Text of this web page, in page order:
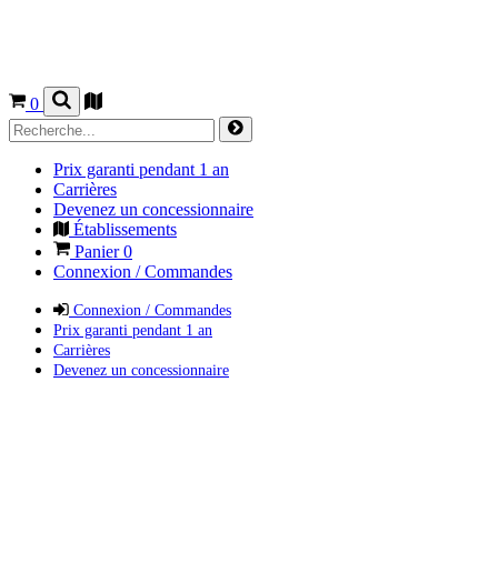
0
Prix garanti pendant 1 an
Carrières
Devenez un concessionnaire
Établissements
Panier0
Connexion / Commandes
Connexion / Commandes
Prix garanti pendant 1 an
Carrières
Devenez un concessionnaire